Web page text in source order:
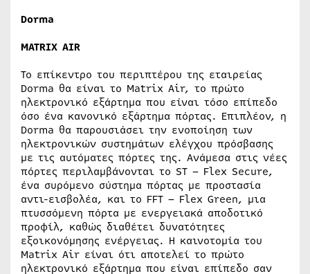
Dorma
MATRIX AIR
Το επίκεντρο του περιπτέρου της εταιρείας
Dorma θα είναι το Matrix Air, το πρώτο
ηλεκτρονικό εξάρτημα που είναι τόσο επίπεδο
όσο ένα κανονικό εξάρτημα πόρτας. Επιπλέον, η
Dorma θα παρουσιάσει την ενοποίηση των
ηλεκτρονικών συστημάτων ελέγχου πρόσβασης
με τις αυτόματες πόρτες της. Ανάμεσα στις νέες
πόρτες περιλαμβάνονται το ST – Flex Secure,
ένα συρόμενο σύστημα πόρτας με προστασία
αντι-εισβολέα, και το FFT – Flex Green, μια
πτυσσόμενη πόρτα με ενεργειακά αποδοτικό
προφίλ, καθώς διαθέτει δυνατότητες
εξοικονόμησης ενέργειας. Η καινοτομία του
Matrix Air είναι ότι αποτελεί το πρώτο
ηλεκτρονικό εξάρτημα που είναι επίπεδο σαν